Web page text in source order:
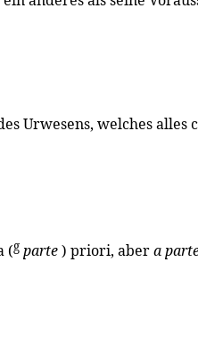
Urwesens, welches alles
(g parte) priori, abera